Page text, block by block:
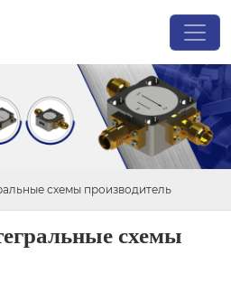
схемы производитель
схемы